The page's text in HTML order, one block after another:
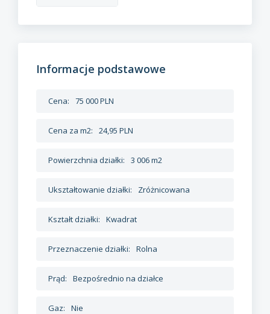
Informacje podstawowe
Cena: 75 000 PLN
Cena za m2: 24,95 PLN
Powierzchnia działki: 3 006 m2
Ukształtowanie działki: Zróżnicowana
Kształt działki: Kwadrat
Przeznaczenie działki: Rolna
Prąd: Bezpośrednio na działce
Gaz: Nie